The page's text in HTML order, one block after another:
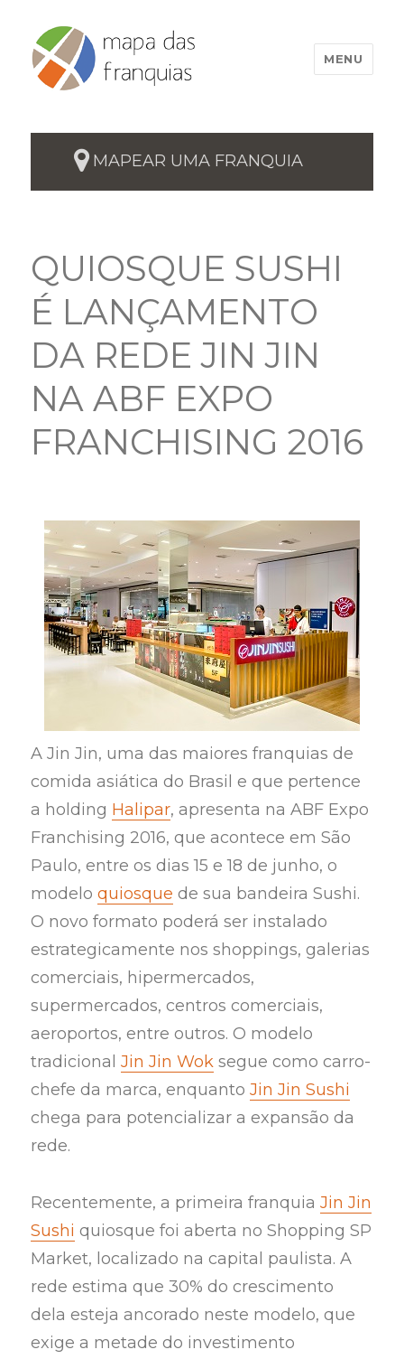
MENU
MAPEAR UMA FRANQUIA
QUIOSQUE SUSHI
É LANÇAMENTO
DA REDE JIN JIN
NA ABF EXPO
FRANCHISING 2016
A Jin Jin, uma das maiores franquias de
comida asiática do Brasil e que pertence
a holding Halipar, apresenta na ABF Expo
Franchising 2016, que acontece em São
Paulo, entre os dias 15 e 18 de junho, o
modeloquiosque de sua bandeira Sushi.
O novo formato poderá ser instalado
estrategicamente nos shoppings, galerias
comerciais, hipermercados,
supermercados, centros comerciais,
aeroportos, entre outros. O modelo
tradicionalJin Jin Wok segue como carro-
chefe da marca, enquantoJin Jin Sushi
chega para potencializar a expansão da
rede.
Recentemente, a primeira franquiaJin Jin
Sushi quiosque foi aberta no Shopping SP
Market, localizado na capital paulista. A
rede estima que 30% do crescimento
dela esteja ancorado neste modelo, que
exige a metade do investimento